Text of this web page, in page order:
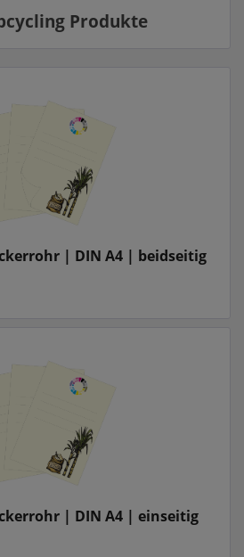
Produkte
| DIN A4 | beidseitig
| DIN A4 | einseitig